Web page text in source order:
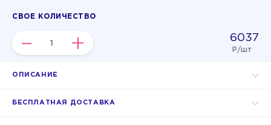
СВОЕ КОЛИЧЕСТВО
– + 6037
Р/шт
ОПИСАНИЕ
БЕСПЛАТНАЯ ДОСТАВКА